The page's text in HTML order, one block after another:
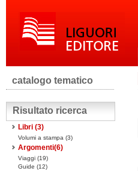
catalogo tematico
Risultato ricerca
Libri (3)
Volumi a stampa (3)
Argomenti(6)
Viaggi (19)
Guide (12)